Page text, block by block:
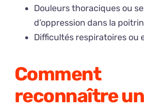
Douleurs thoraciques ou
d’oppression dans la
Difficultés respiratoires ou
Comment
reconnaître